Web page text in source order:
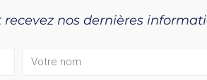
nos dernières